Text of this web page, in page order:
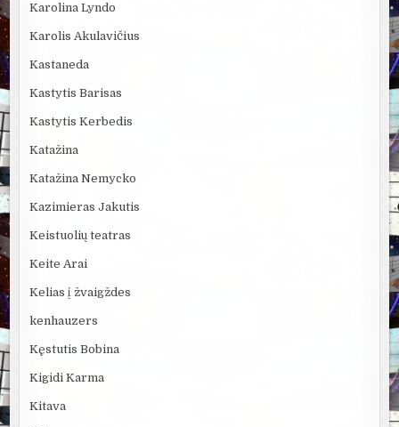
Karolina Lyndo
Karolis Akulavičius
Kastaneda
Kastytis Barisas
Kastytis Kerbedis
Katažina
Katažina Nemycko
Kazimieras Jakutis
Keistuolių teatras
Keite Arai
Kelias į žvaigždes
kenhauzers
Kęstutis Bobina
Kigidi Karma
Kitava